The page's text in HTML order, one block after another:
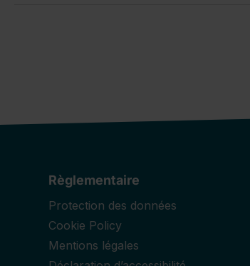
Règlementaire
Protection des données
Cookie Policy
Mentions légales